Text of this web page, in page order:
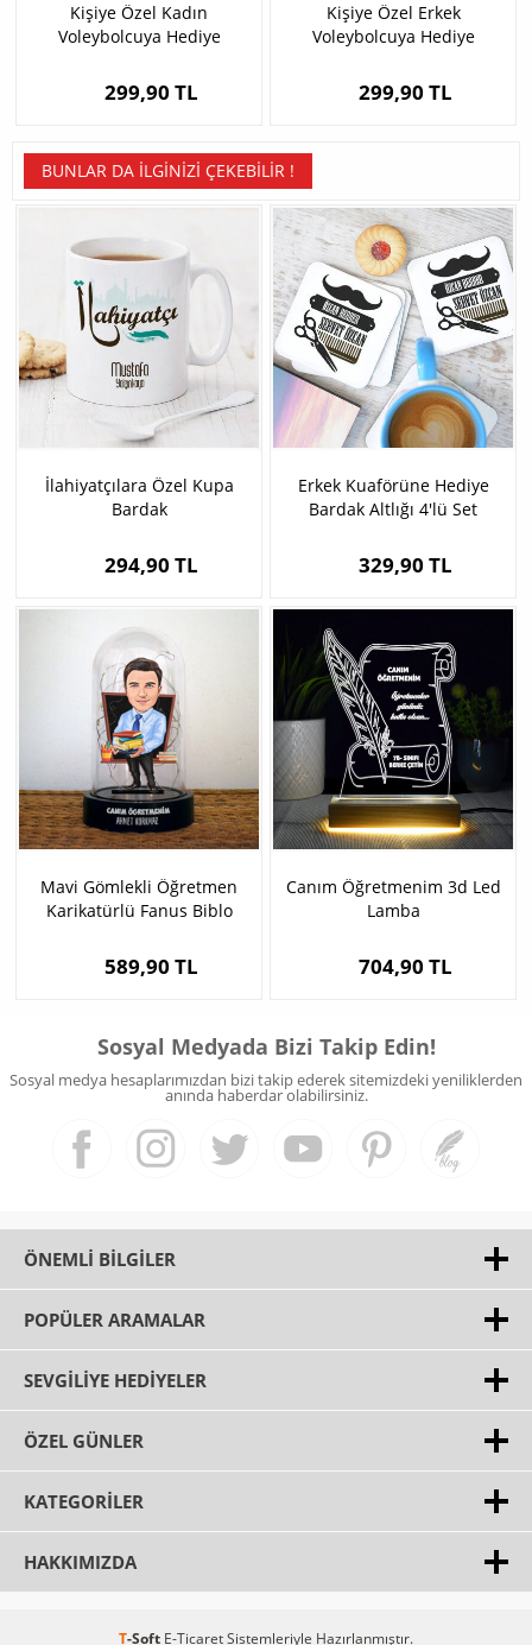
Kişiye Özel Kadın
Voleybolcuya Hediye
299,90 TL
Kişiye Özel Erkek
Voleybolcuya Hediye
299,90 TL
BUNLAR DA İLGINIZI ÇEKEBILIR !
İlahiyatçılara Özel Kupa
Bardak
294,90 TL
Erkek Kuaförüne Hediye
Bardak Altlığı 4'lü Set
329,90 TL
Mavi Gömlekli Öğretmen
Karikatürlü Fanus Biblo
589,90 TL
Canım Öğretmenim 3d Led
Lamba
704,90 TL
Sosyal Medyada Bizi Takip Edin!
Sosyal medya hesaplarımızdan bizi takip ederek sitemizdeki yeniliklerden
anında haberdar olabilirsiniz.
ÖNEMLI BILGILER
POPÜLER ARAMALAR
SEVGILIYE HEDIYELER
ÖZEL GÜNLER
KATEGORILER
HAKKIMIZDA
T-Soft E-TicaretSistemleriyle Hazırlanmıştır.